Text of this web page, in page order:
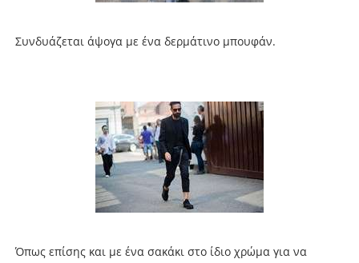
Συνδυάζεται άψογα με ένα δερμάτινο μπουφάν.
Όπως επίσης και με ένα σακάκι στο ίδιο χρώμα για να